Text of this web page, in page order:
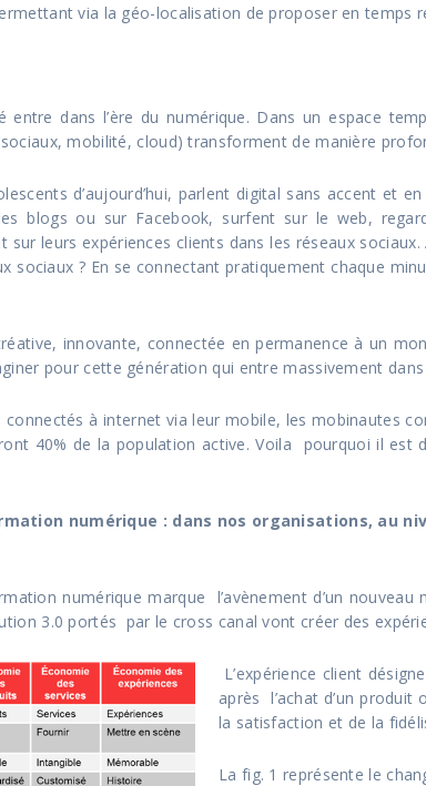
via la géo-localisation de proposer en
entre dans l’ère du numérique. Dans un espace
mobilité, cloud) transforment de manière
d’aujourd’hui, parlent digital sans accent
blogs ou sur Facebook, surfent sur le web,
sur leurs expériences clients dans les réseaux
sociaux ? En se connectant pratiquement chaque
innovante, connectée en permanence à un
pour cette génération qui entre massivement
connectés à internet via leur mobile, les mobinautes
40% de la population active. Voila pourquoi il
numérique : dans nos organisations, au
numérique marque l’avènement d’un
3.0 portés par le cross canal vont créer des
L’expérience client
après l’achat d’un produit
la satisfaction et de la
La fig. 1 représente le